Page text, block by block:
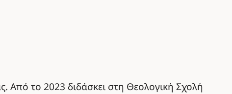
Από το 2023 διδάσκει στη Θεολογική Σχολή